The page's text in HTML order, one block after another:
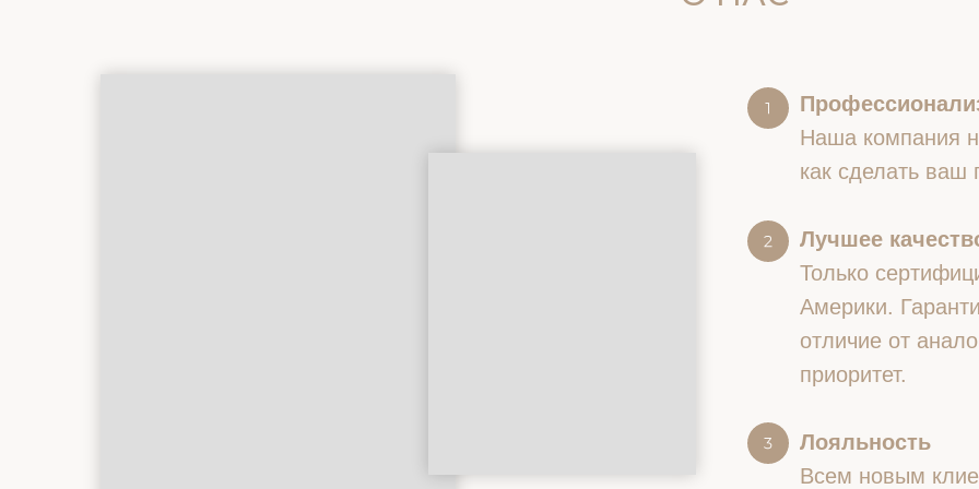
Наша компания
как сделать
Лучшее
Только
Америки.
отличие от
приоритет.
Лояльность
Всем новым